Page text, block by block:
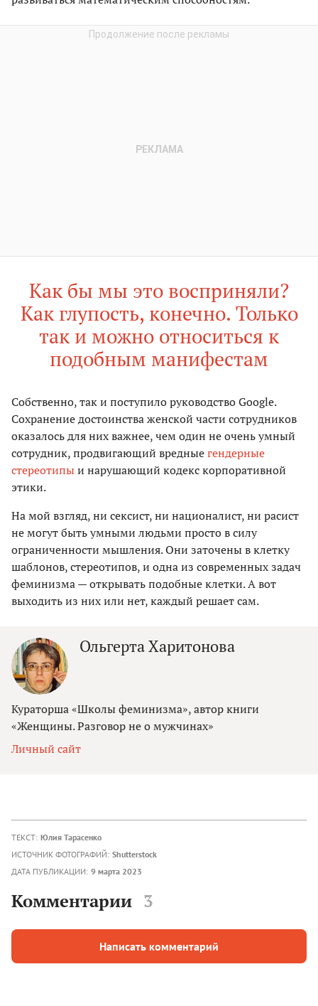
Как бы мы это восприняли?
Как глупость, конечно. Только
так и можно относиться к
подобным манифестам
Собственно, так и поступило руководство Google.
Сохранение достоинства женской части сотрудников
оказалось для них важнее, чем один не очень умный
сотрудник, продвигающий вредныегендерные
стереотипыи нарушающий кодекс корпоративной
этики.
На мой взгляд, ни сексист, ни националист, ни расист
не могут быть умными людьми просто в силу
ограниченности мышления. Они заточены в клетку
шаблонов, стереотипов, и одна из современных задач
феминизма — открывать подобные клетки. А вот
выходить из них или нет, каждый решает сам.
Ольгерта Харитонова
Кураторша «Школы феминизма», автор книги
«Женщины. Разговор не о мужчинах»
Личный сайт
ТЕКСТ: Юлия Тарасенко
ИСТОЧНИК ФОТОГРАФИЙ: Shutterstock
ДАТА ПУБЛИКАЦИИ: 9 марта 2023
Комментарии 3
Написать комментарий